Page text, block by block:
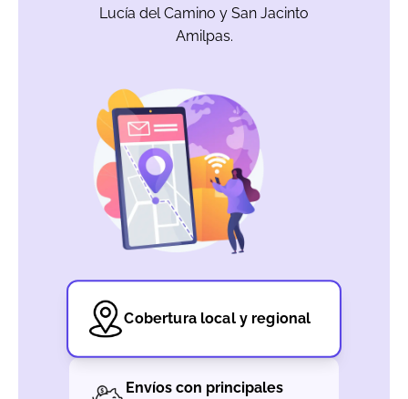
Lucía del Camino y San Jacinto
Amilpas.
Cobertura local y regional
Envíos con principales